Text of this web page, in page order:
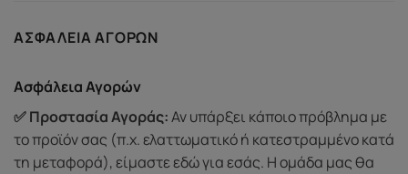
ΑΣΦΆΛΕΙΑ ΑΓΟΡΏΝ
Ασφάλεια Αγορών
✅ Προστασία Αγοράς:Αν υπάρξει κάποιο πρόβλημα με
το προϊόν σας (π.χ. ελαττωματικό ή κατεστραμμένο κατά
τη μεταφορά), είμαστε εδώ για εσάς. Η ομάδα μας θα